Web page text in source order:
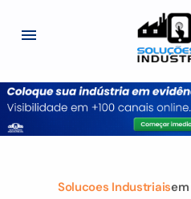
Solucoes Industriaisem